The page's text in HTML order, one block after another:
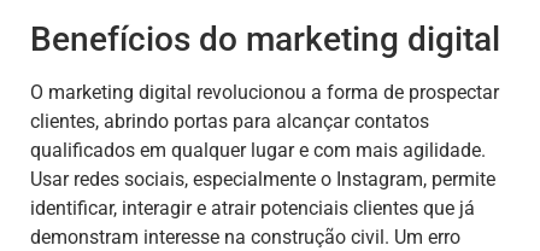
Benefícios do marketing digital
O marketing digital revolucionou a forma de prospectar
clientes, abrindo portas para alcançar contatos
qualificados em qualquer lugar e com mais agilidade.
Usar redes sociais, especialmente o Instagram, permite
identificar, interagir e atrair potenciais clientes que já
demonstram interesse na construção civil. Um erro